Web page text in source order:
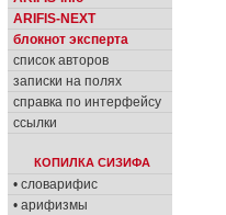
ARIFIS-NEXT
блокнот эксперта
список авторов
записки на полях
справка по интерфейсу
ссылки
КОПИЛКА СИЗИФА
• словарифис
• арифизмы